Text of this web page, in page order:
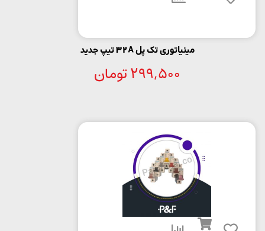
مینیاتوری تک پل 32A تیپ جدید
299,500تومان